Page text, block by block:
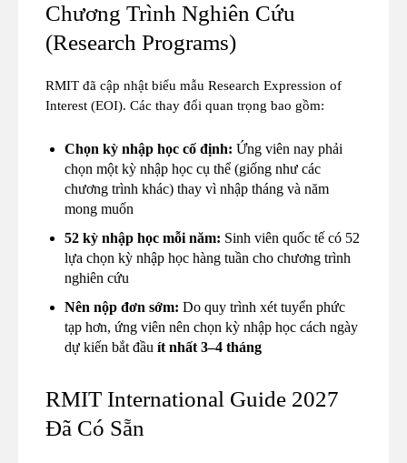
Chương Trình Nghiên Cứu
(Research Programs)
RMIT đã cập nhật biểu mẫu Research Expression of
Interest (EOI). Các thay đổi quan trọng bao gồm:
Chọn kỳ nhập học cố định: Ứng viên nay phải
chọn một kỳ nhập học cụ thể (giống như các
chương trình khác) thay vì nhập tháng và năm
mong muốn
52 kỳ nhập học mỗi năm: Sinh viên quốc tế có 52
lựa chọn kỳ nhập học hàng tuần cho chương trình
nghiên cứu
Nên nộp đơn sớm: Do quy trình xét tuyển phức
tạp hơn, ứng viên nên chọn kỳ nhập học cách ngày
dự kiến bắt đầu ít nhất 3–4 tháng
RMIT International Guide 2027
Đã Có Sẵn